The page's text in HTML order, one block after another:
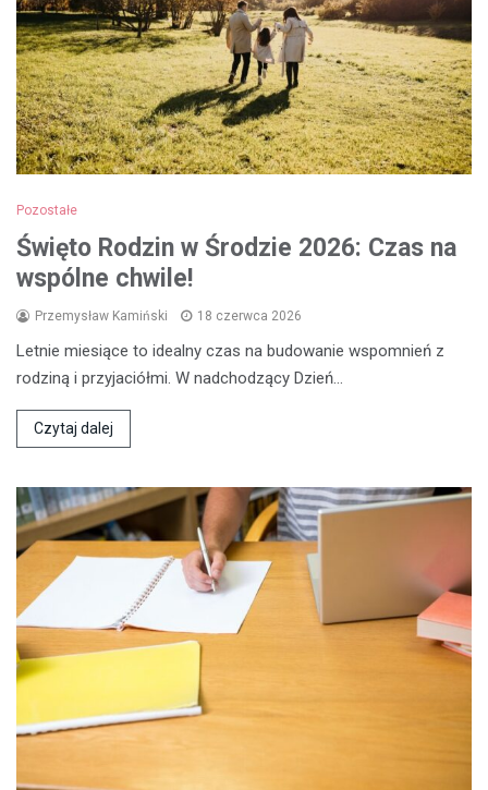
Pozostałe
Święto Rodzin w Środzie 2026: Czas na
wspólne chwile!
Przemysław Kamiński 18 czerwca 2026
Letnie miesiące to idealny czas na budowanie wspomnień z
rodziną i przyjaciółmi. W nadchodzący Dzień…
Czytaj dalej